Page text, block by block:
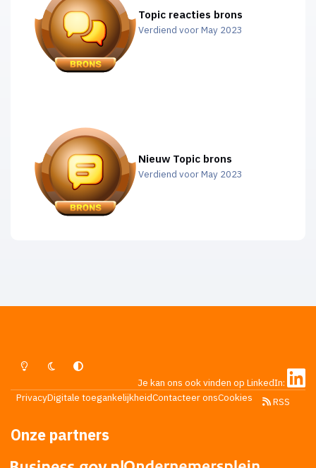
Topic reacties brons
Verdiend voor May 2023
Nieuw Topic brons
Verdiend voor May 2023
Lichte ModusDonkere ModusSysteemvoorkeur
Je kan ons ook vinden op LinkedIn:
PrivacyDigitale toegankelijkheidContacteer onsCookies RSS
Onze partners